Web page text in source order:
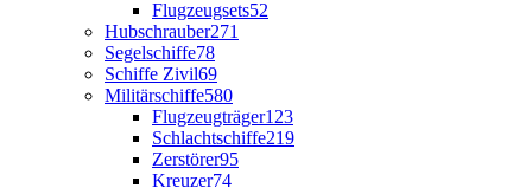
Flugzeugsets52
Hubschrauber271
Segelschiffe78
Schiffe Zivil69
Militärschiffe580
Flugzeugträger123
Schlachtschiffe219
Zerstörer95
Kreuzer74